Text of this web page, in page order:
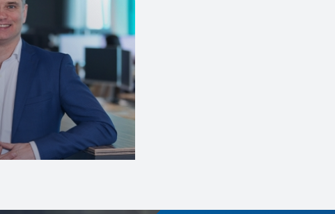
in een duurzame manier v...